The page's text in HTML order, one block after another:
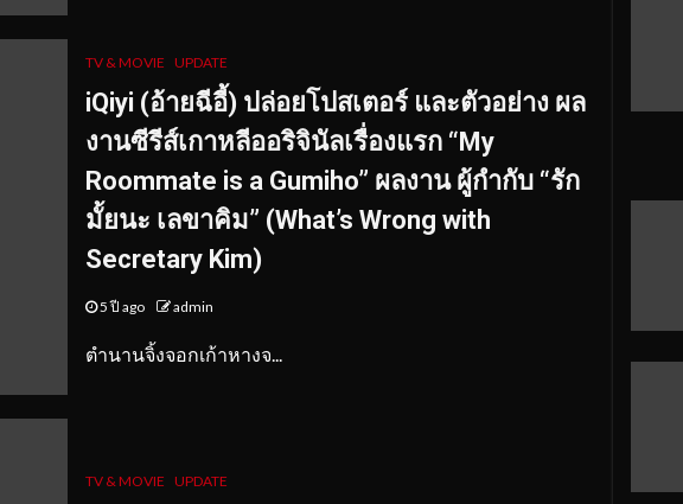
TV & MOVIE UPDATE
iQiyi (อ้ายฉีอี้) ปล่อยโปสเตอร์ และตัวอย่าง ผล
งานซีรีส์เกาหลีออริจินัลเรื่องแรก “My
Roommate is a Gumiho” ผลงาน ผู้กำกับ “รัก
มั้ยนะ เลขาคิม” (What’s Wrong with
Secretary Kim)
5 ปี ago admin
ตำนานจิ้งจอกเก้าหางจ...
TV & MOVIE UPDATE